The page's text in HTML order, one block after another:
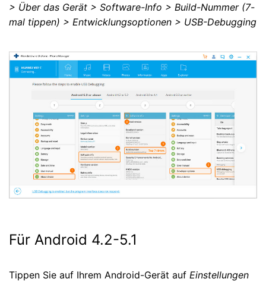
> Über das Gerät > Software-Info > Build-Nummer (7-
mal tippen) > Entwicklungsoptionen > USB-Debugging
Für Android 4.2-5.1
Tippen Sie auf Ihrem Android-Gerät auf Einstellungen